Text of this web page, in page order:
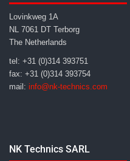
Lovinkweg 1A
NL 7061 DT Terborg
The Netherlands
tel: +31 (0)314 393751
fax: +31 (0)314 393754
mail: info@nk-technics.com
NK Technics SARL